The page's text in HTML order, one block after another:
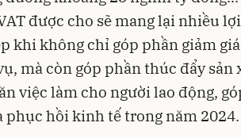
được cho sẽ mang lại nhiều
khi không chỉ góp phần giảm
mà còn góp phần thúc đẩy
việc làm cho người lao động,
phục hồi kinh tế trong năm 2024.